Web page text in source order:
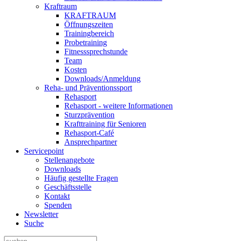
Kraftraum
KRAFTRAUM
Öffnungszeiten
Trainingbereich
Probetraining
Fitnesssprechstunde
Team
Kosten
Downloads/Anmeldung
Reha- und Präventionssport
Rehasport
Rehasport - weitere Informationen
Sturzprävention
Krafttraining für Senioren
Rehasport-Café
Ansprechpartner
Servicepoint
Stellenangebote
Downloads
Häufig gestellte Fragen
Geschäftsstelle
Kontakt
Spenden
Newsletter
Suche